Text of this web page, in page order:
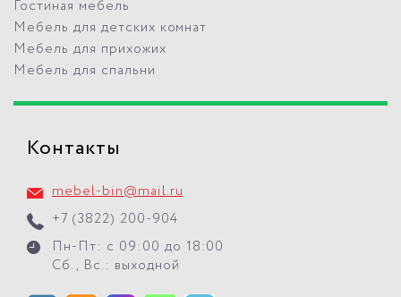
Гостиная мебель
Мебель для детских комнат
Мебель для прихожих
Мебель для спальни
Контакты
mebel-bin@mail.ru
+7 (3822) 200-904
Пн-Пт: с 09:00 до 18:00
Сб., Вс.: выходной